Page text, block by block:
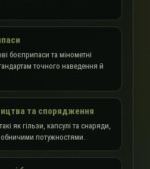
боєприпаси та мінометні
точного наведення й
та спорядження
як гільзи, капсулі та снаряди,
потужностями.